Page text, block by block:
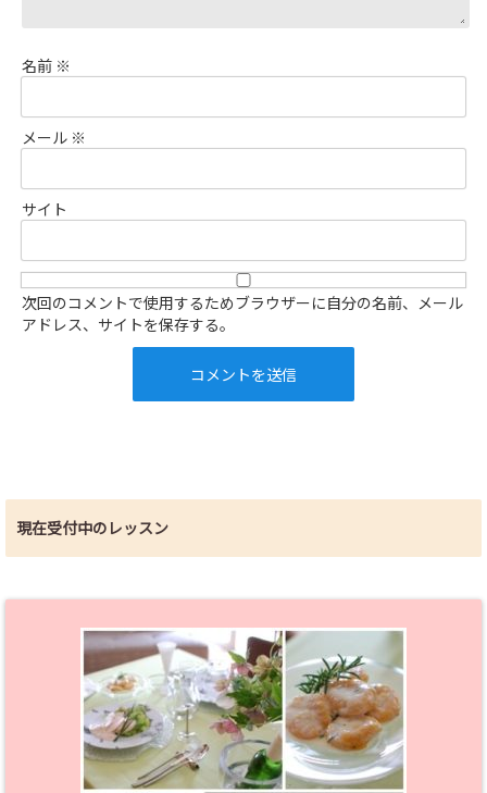
名前 ※
メール ※
サイト
次回のコメントで使用するためブラウザーに自分の名前、メール
アドレス、サイトを保存する。
現在受付中のレッスン